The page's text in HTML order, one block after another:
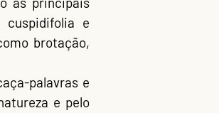
cuspidifolia
brotação,
palavras e
e pelo